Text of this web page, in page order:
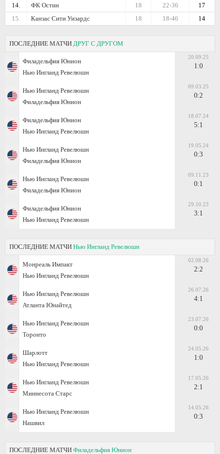
14.
ФК Остин 17
22-36
18
15.
Канзас Сити Уизардс 14
18-46
18
ПОСЛЕДНИЕ МАТЧИ ДРУГ С ДРУГОМ
Филадельфия Юнион
Нью Ингланд Ревелюшн
20.09.25
1:0
Нью Ингланд Ревелюшн
Филадельфия Юнион
09.03.25
0:2
Филадельфия Юнион
Нью Ингланд Ревелюшн
18.07.24
5:1
Нью Ингланд Ревелюшн
Филадельфия Юнион
19.05.24
0:3
Нью Ингланд Ревелюшн
Филадельфия Юнион
09.11.23
0:1
Филадельфия Юнион
Нью Ингланд Ревелюшн
29.10.23
3:1
ПОСЛЕДНИЕ МАТЧИ Нью Ингланд Ревелюшн
Монреаль Импакт
Нью Ингланд Ревелюшн
02.08.26
2:2
Нью Ингланд Ревелюшн
Атланта Юнайтед
26.07.26
4:1
Нью Ингланд Ревелюшн
Торонто
23.07.26
0:0
Шарлотт
Нью Ингланд Ревелюшн
24.05.26
1:0
Нью Ингланд Ревелюшн
Миннесота Старс
17.05.26
2:1
Нью Ингланд Ревелюшн
Нашвил
14.05.26
0:3
ПОСЛЕДНИЕ МАТЧИ Филадельфия Юнион